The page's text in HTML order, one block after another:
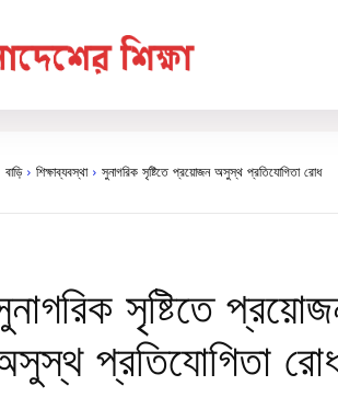
বাড়ি শিক্ষাব্যবস্থা সুনাগরিক সৃষ্টিতে প্রয়োজন অসুস্থ প্রতিযোগিতা রোধ
সৃষ্টিতে
প্রতিযোগিতা